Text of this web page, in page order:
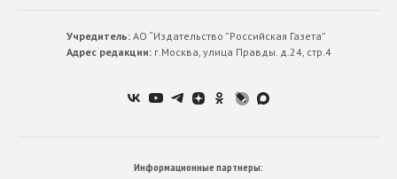
Учредитель:АО “Издательство ”Российская Газета”
Адрес редакции:г.Москва, улица Правды. д.24, стр.4
Информационные партнеры: